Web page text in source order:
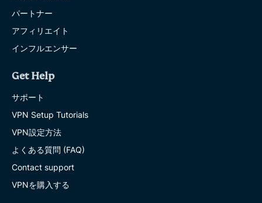
パートナー
アフィリエイト
インフルエンサー
Get Help
サポート
VPN Setup Tutorials
VPN設定方法
よくある質問 (FAQ)
Contact support
VPNを購入する